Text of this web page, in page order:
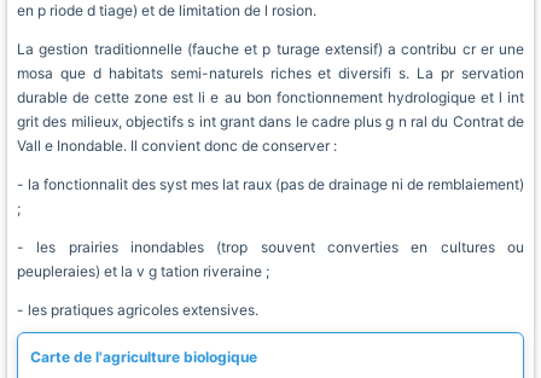
en p riode d tiage) et de limitation de l rosion.
La gestion traditionnelle (fauche et p turage extensif) a contribu cr er une
mosa que d habitats semi-naturels riches et diversifi s. La pr servation
durable de cette zone est li e au bon fonctionnement hydrologique et l int
grit des milieux, objectifs s int grant dans le cadre plus g n ral du Contrat de
Vall e Inondable. Il convient donc de conserver :
- la fonctionnalit des syst mes lat raux (pas de drainage ni de remblaiement)
;
- les prairies inondables (trop souvent converties en cultures ou
peupleraies) et la v g tation riveraine ;
- les pratiques agricoles extensives.
Carte de l'agriculture biologique